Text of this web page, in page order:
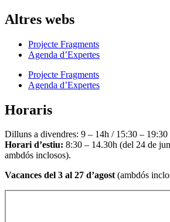
Altres webs
Projecte Fragments
Agenda d’Expertes
Projecte Fragments
Agenda d’Expertes
Horaris
Dilluns a divendres: 9 – 14h / 15:30 – 19:30
Horari d’estiu: 8:30 – 14.30h (del 24 de
ambdós inclosos).
Vacances del 3 al 27 d’agost(ambdós